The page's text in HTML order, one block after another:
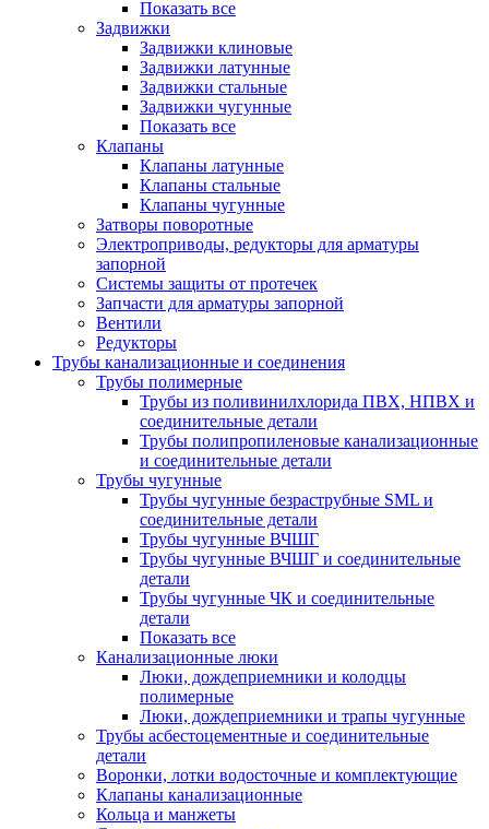
Показать все
Задвижки
Задвижки клиновые
Задвижки латунные
Задвижки стальные
Задвижки чугунные
Показать все
Клапаны
Клапаны латунные
Клапаны стальные
Клапаны чугунные
Затворы поворотные
Электроприводы, редукторы для арматуры
запорной
Системы защиты от протечек
Запчасти для арматуры запорной
Вентили
Редукторы
Трубы канализационные и соединения
Трубы полимерные
Трубы из поливинилхлорида ПВХ, НПВХ и
соединительные детали
Трубы полипропиленовые канализационные
и соединительные детали
Трубы чугунные
Трубы чугунные безраструбные SML и
соединительные детали
Трубы чугунные ВЧШГ
Трубы чугунные ВЧШГ и соединительные
детали
Трубы чугунные ЧК и соединительные
детали
Показать все
Канализационные люки
Люки, дождеприемники и колодцы
полимерные
Люки, дождеприемники и трапы чугунные
Трубы асбестоцементные и соединительные
детали
Воронки, лотки водосточные и комплектующие
Клапаны канализационные
Кольца и манжеты